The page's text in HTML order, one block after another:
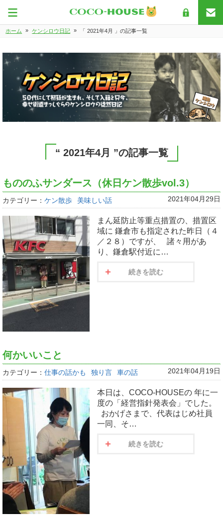
ホーム » ケンシロウ日記 » 「 2021年4月 」の記事一覧
“ 2021年4月 ”の記事一覧
もののふサンダース（休日ケン散歩vol.3）
カテゴリー： ケン散歩 美味しい話 2021年04月29日
まん延防止等重点措置の、措置区
域に 鎌倉市も指定された昨日（４
／２８）ですが、 諸々用があ
り、鎌倉駅付近に…
続きを読む
何かいいこと
カテゴリー： 仕事の話かも 独り言 車の話 2021年04月19日
本日は、COCO-HOUSEの 年に一
度の「経営指針発表会」でした。
おかげさまで、代表はじめ社員
一同、そ…
続きを読む